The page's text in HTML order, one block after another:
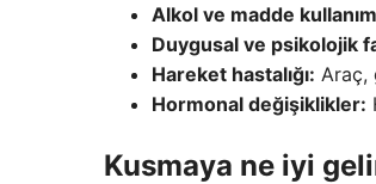
Alkol ve madde
Duygusal ve psikolojik
Hareket hastalığı: Araç,
Hormonal değişiklikler:
Kusmaya ne iyi